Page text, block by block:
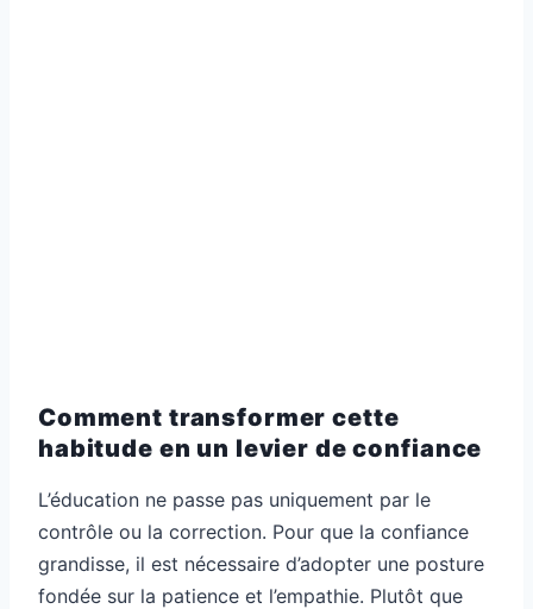
Comment transformer cette
habitude en un levier de confiance
L’éducation ne passe pas uniquement par le
contrôle ou la correction. Pour que la confiance
grandisse, il est nécessaire d’adopter une posture
fondée sur la patience et l’empathie. Plutôt que